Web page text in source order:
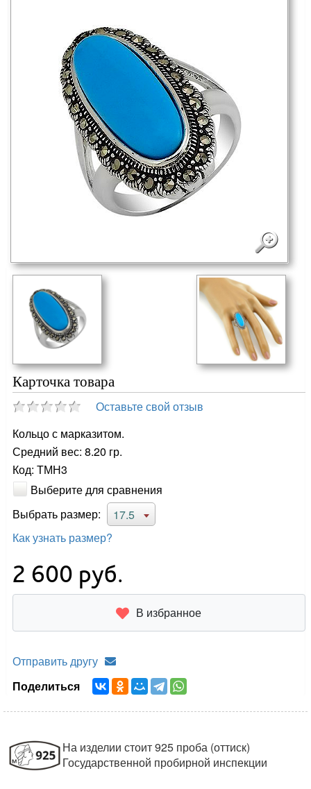
Карточка товара
Оставьте свой отзыв
Кольцо с марказитом.
Средний вес: 8.20 гр.
Код: ТМН3
Выберите для сравнения
Выбрать размер:
17.5
Как узнать размер?
2 600 руб.
В избранное
Отправить другу
Поделиться
На изделии стоит 925 проба (оттиск)
Государственной пробирной инспекции